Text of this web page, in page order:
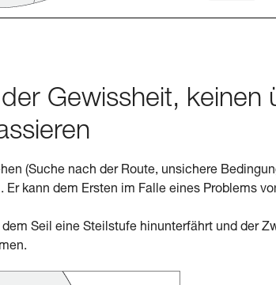
Gewissheit, keinen
(Suche nach der Route, unsichere
Er kann dem Ersten im Falle eines Problems
Seil eine Steilstufe hinunterfährt und der